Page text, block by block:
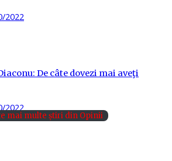
2022
De câte dovezi mai aveţi
2022
mai multe știri din Opinii